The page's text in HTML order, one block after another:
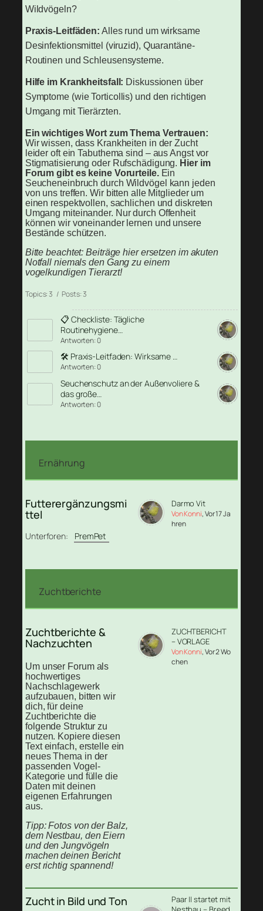
Wildvögeln?
Praxis-Leitfäden: Alles rund um wirksame
Desinfektionsmittel (viruzid), Quarantäne-
Routinen und Schleusensysteme.
Hilfe im Krankheitsfall: Diskussionen über
Symptome (wie Torticollis) und den richtigen
Umgang mit Tierärzten.
Ein wichtiges Wort zum Thema Vertrauen:
Wir wissen, dass Krankheiten in der Zucht
leider oft ein Tabuthema sind – aus Angst vor
Stigmatisierung oder Rufschädigung. Hier im
Forum gibt es keine Vorurteile.Ein
Seucheneinbruch durch Wildvögel kann jeden
von uns treffen. Wir bitten alle Mitglieder um
einen respektvollen, sachlichen und diskreten
Umgang miteinander. Nur durch Offenheit
können wir voneinander lernen und unsere
Bestände schützen.
Bitte beachtet: Beiträge hier ersetzen im akuten
Notfall niemals den Gang zu einem
vogelkundigen Tierarzt!
Topics: 3 / Posts: 3
📋 Checkliste: Tägliche
Routinehygiene…
Antworten: 0
🛠️ Praxis-Leitfaden: Wirksame …
Antworten: 0
Seuchenschutz an der Außenvoliere &
das große…
Antworten: 0
Ernährung
Futterergänzungsmi
ttel
Unterforen: PremPet
Darmo Vit
Von Konni, Vor 17 Ja
hren
Zuchtberichte
Zuchtberichte &
Nachzuchten
Um unser Forum als
hochwertiges
Nachschlagewerk
aufzubauen, bitten wir
dich, für deine
Zuchtberichte die
folgende Struktur zu
nutzen. Kopiere diesen
Text einfach, erstelle ein
neues Thema in der
passenden Vogel-
Kategorie und fülle die
Daten mit deinen
eigenen Erfahrungen
aus.
Tipp: Fotos von der Balz,
dem Nestbau, den Eiern
und den Jungvögeln
machen deinen Bericht
erst richtig spannend!
ZUCHTBERICHT
– VORLAGE
Von Konni, Vor 2 Wo
chen
Zucht in Bild und Ton
Paar II startet mit